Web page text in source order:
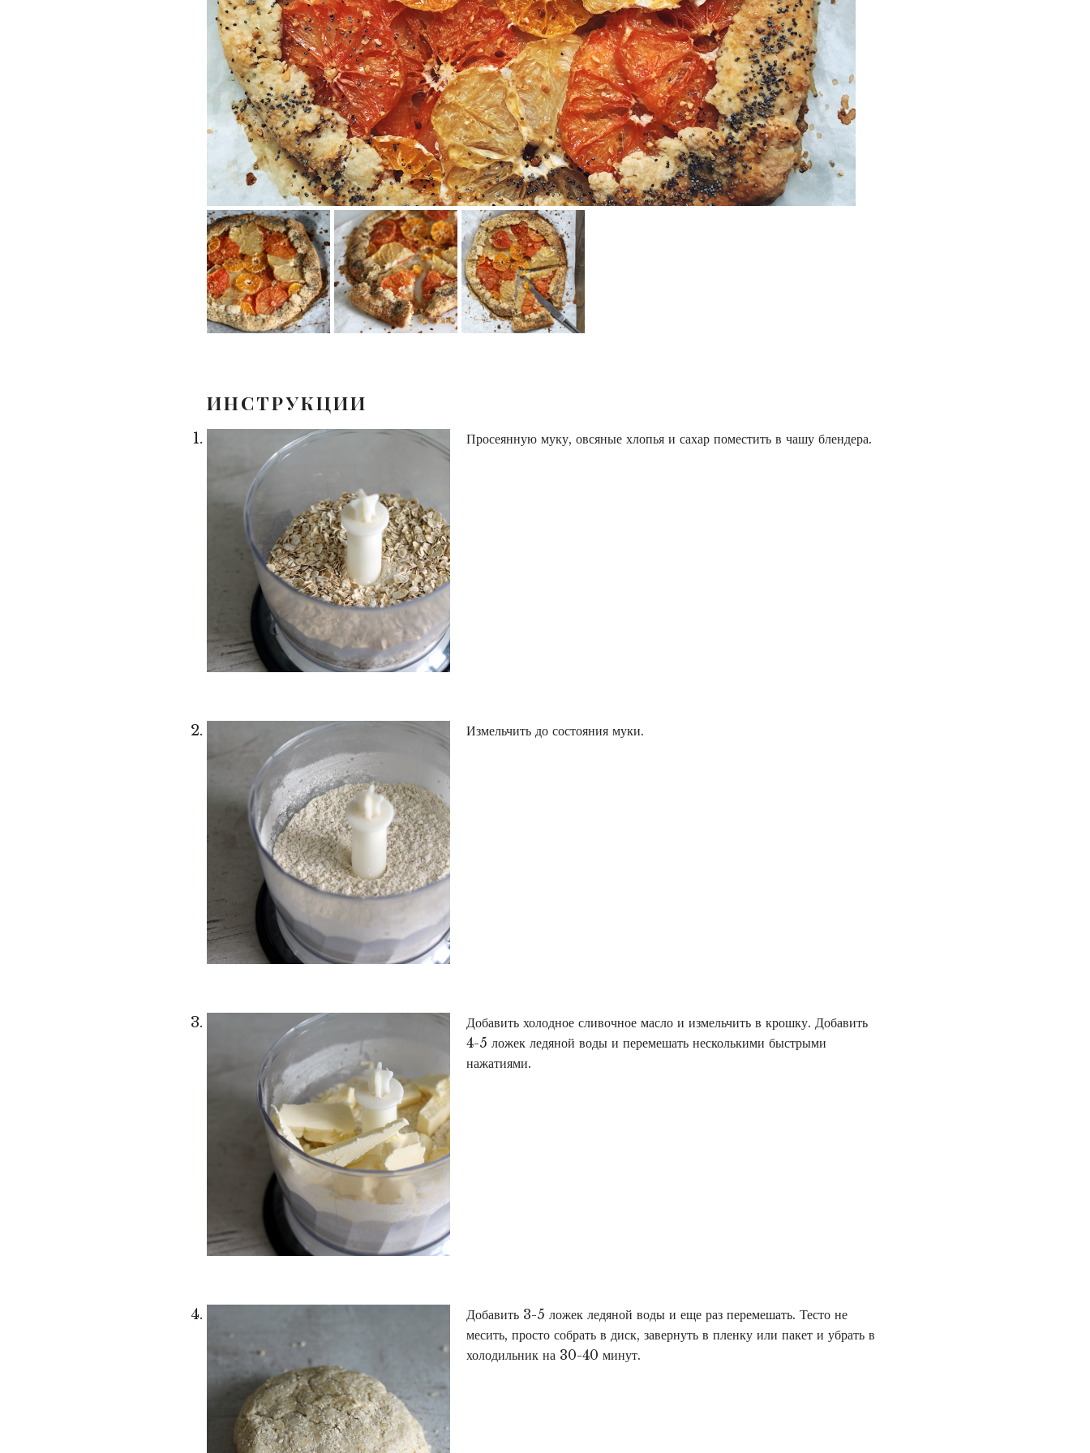
ИНСТРУКЦИИ
Просеянную муку, овсяные хлопья и сахар поместить в чашу блендера.
Измельчить до состояния муки.
Добавить холодное сливочное масло и измельчить в крошку. Добавить
4-5 ложек ледяной воды и перемешать несколькими быстрыми
нажатиями.
Добавить 3-5 ложек ледяной воды и еще раз перемешать. Тесто не
месить, просто собрать в диск, завернуть в пленку или пакет и убрать в
холодильник на 30-40 минут.